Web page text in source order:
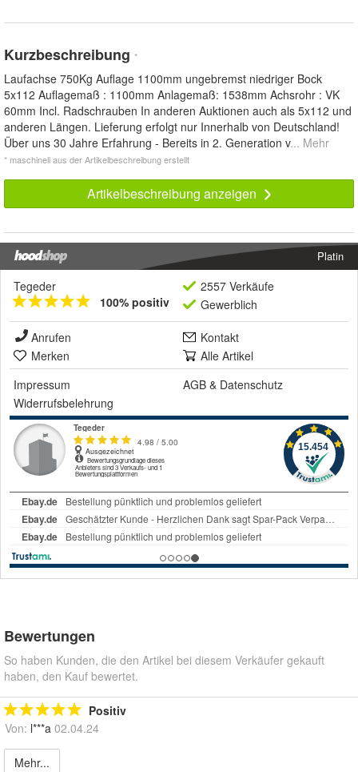
Kurzbeschreibung *
Laufachse 750Kg Auflage 1100mm ungebremst niedriger Bock
5x112 Auflagemaß : 1100mm Anlagemaß: 1538mm Achsrohr : VK
60mm Incl. Radschrauben In anderen Auktionen auch als 5x112 und
anderen Längen. Lieferung erfolgt nur Innerhalb von Deutschland!
Über uns 30 Jahre Erfahrung - Bereits in 2. Generation v... Mehr
* maschinell aus der Artikelbeschreibung erstellt
Artikelbeschreibung anzeigen
Platin
Tegeder
100% positiv
2557 Verkäufe
Gewerblich
Anrufen
Kontakt
Merken
Alle Artikel
Impressum
AGB & Datenschutz
Widerrufsbelehrung
Bewertungen
So haben Kunden, die den Artikel bei diesem Verkäufer gekauft
haben, den Kauf bewertet.
Positiv
Von: l***a 02.04.24
Mehr...